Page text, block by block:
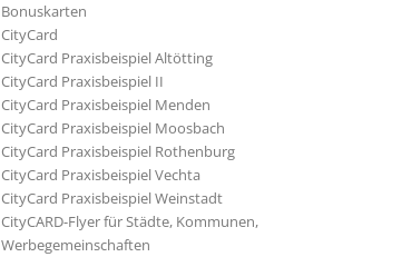
Bonuskarten
CityCard
CityCard Praxisbeispiel Altötting
CityCard Praxisbeispiel II
CityCard Praxisbeispiel Menden
CityCard Praxisbeispiel Moosbach
CityCard Praxisbeispiel Rothenburg
CityCard Praxisbeispiel Vechta
CityCard Praxisbeispiel Weinstadt
CityCARD-Flyer für Städte, Kommunen,
Werbegemeinschaften